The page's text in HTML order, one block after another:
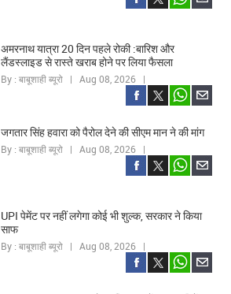
अमरनाथ यात्रा 20 दिन पहले रोकी :बारिश और
लैंडस्लाइड से रास्ते खराब होने पर लिया फैसला
By : बाबूशाही ब्यूरो | Aug 08, 2026 |
जगतार सिंह हवारा को पैरोल देने की सीएम मान ने की मांग
By : बाबूशाही ब्यूरो | Aug 08, 2026 |
UPI पेमेंट पर नहीं लगेगा कोई भी शुल्क, सरकार ने किया
साफ
By : बाबूशाही ब्यूरो | Aug 08, 2026 |